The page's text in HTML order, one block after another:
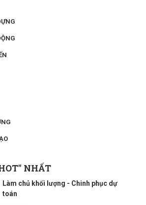
NHẤT
Làm chủ khối lượng - Chinh phục dự
toán